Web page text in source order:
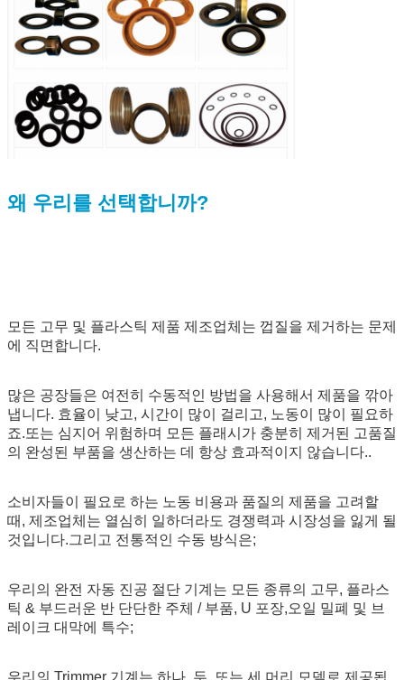
왜 우리를 선택합니까?
모든 고무 및 플라스틱 제품 제조업체는 껍질을 제거하는 문제
에 직면합니다.
많은 공장들은 여전히 수동적인 방법을 사용해서 제품을 깎아
냅니다. 효율이 낮고, 시간이 많이 걸리고, 노동이 많이 필요하
죠.또는 심지어 위험하며 모든 플래시가 충분히 제거된 고품질
의 완성된 부품을 생산하는 데 항상 효과적이지 않습니다..
소비자들이 필요로 하는 노동 비용과 품질의 제품을 고려할
때, 제조업체는 열심히 일하더라도 경쟁력과 시장성을 잃게 될
것입니다.그리고 전통적인 수동 방식은;
우리의 완전 자동 진공 절단 기계는 모든 종류의 고무, 플라스
틱 & 부드러운 반 단단한 주체 / 부품, U 포장,오일 밀폐 및 브
레이크 대막에 특수;